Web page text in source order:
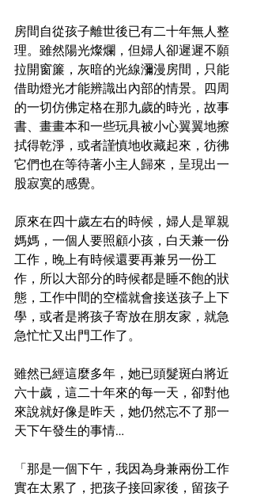
房間自從孩子離世後已有二十年無人整
理。雖然陽光燦爛，但婦人卻遲遲不願
拉開窗簾，灰暗的光線瀰漫房間，只能
借助燈光才能辨識出內部的情景。四周
的一切仿佛定格在那九歲的時光，故事
書、畫畫本和一些玩具被小心翼翼地擦
拭得乾淨，或者謹慎地收藏起來，彷彿
它們也在等待著小主人歸來，呈現出一
股寂寞的感覺。
原來在四十歲左右的時候，婦人是單親
媽媽，一個人要照顧小孩，白天兼一份
工作，晚上有時候還要再兼另一份工
作，所以大部分的時候都是睡不飽的狀
態，工作中間的空檔就會接送孩子上下
學，或者是將孩子寄放在朋友家，就急
急忙忙又出門工作了。
雖然已經這麼多年，她已頭髮斑白將近
六十歲，這二十年來的每一天，卻對他
來說就好像是昨天，她仍然忘不了那一
天下午發生的事情…
「那是一個下午，我因為身兼兩份工作
實在太累了，把孩子接回家後，留孩子